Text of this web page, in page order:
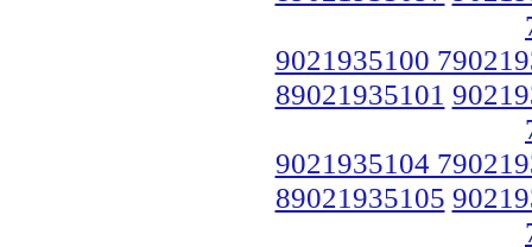
9021935100
89021935101
9021935104
89021935105